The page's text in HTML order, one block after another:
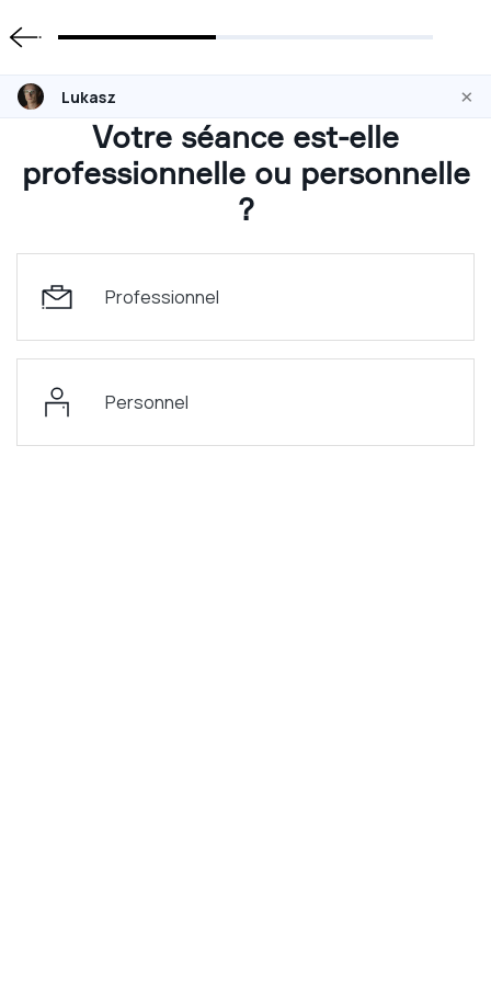
Lukasz ×
Votre séance est-elle
professionnelle ou personnelle
?
Professionnel
Personnel